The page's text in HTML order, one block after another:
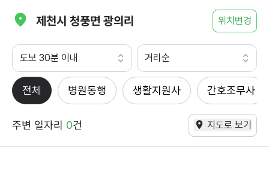
제천시 청풍면 광의리 위치변경
도보 30분 이내 거리순
전체 병원동행 생활지원사 간호조무사
주변 일자리 0건 지도로 보기